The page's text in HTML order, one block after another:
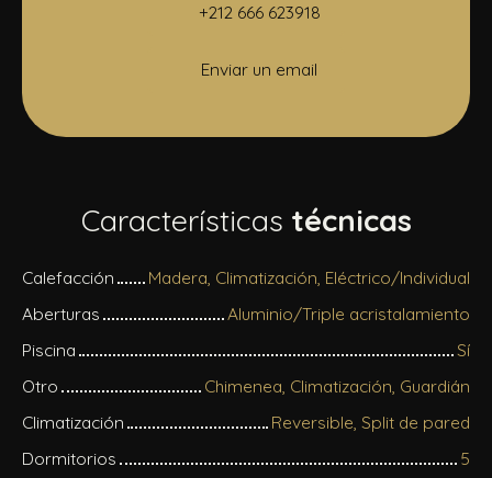
+212 666 623918
Enviar un email
Características técnicas
Calefacción
Madera, Climatización, Eléctrico/Individual
Aberturas
Aluminio/Triple acristalamiento
Piscina
Sí
Otro
Chimenea, Climatización, Guardián
Climatización
Reversible, Split de pared
Dormitorios
5